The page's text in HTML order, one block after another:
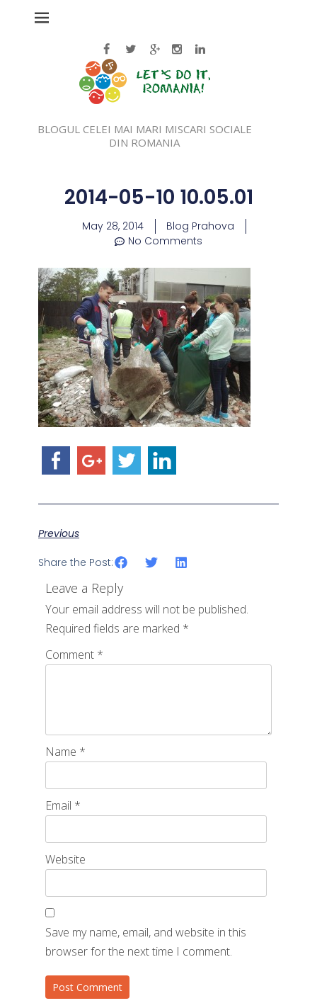
BLOGUL CELEI MAI MARI MISCARI SOCIALE
DIN ROMANIA
2014-05-10 10.05.01
May 28, 2014
Blog Prahova
No Comments
Previous
Share the Post:
Leave a Reply
Your email address will not be published.
Required fields are marked *
Comment *
Name *
Email *
Website
Save my name, email, and website in this
browser for the next time I comment.